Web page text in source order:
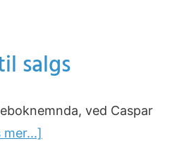
salgs
ved Caspar
mer...]